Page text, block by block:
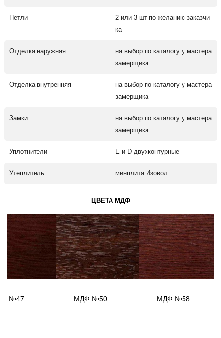
Петли
2 или 3 шт по желанию заказчи
ка
Отделка наружная
на выбор по каталогу у мастера
замерщика
Отделка внутренняя
на выбор по каталогу у мастера
замерщика
Замки
на выбор по каталогу у мастера
замерщика
Уплотнители Е и D двухконтурные
Утеплитель минплита Изовол
ЦВЕТА МДФ
№47 МДФ №50 МДФ №58